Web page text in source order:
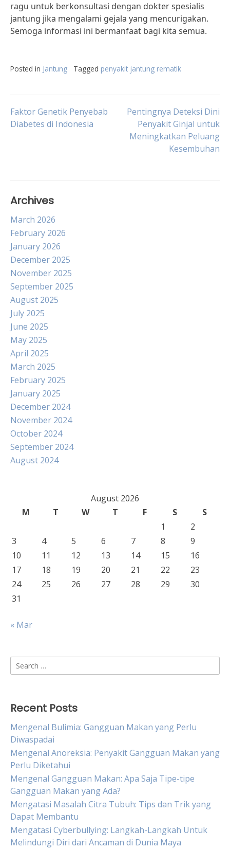
ragu untuk berkonsultasi dengan dokter spesialis
jantung jika mengalami gejala yang mencurigakan.
Semoga informasi ini bermanfaat bagi kita semua.
Posted in Jantung Tagged penyakit jantung rematik
Post
Faktor Genetik Penyebab
Diabetes di Indonesia
Pentingnya Deteksi Dini
Penyakit Ginjal untuk
Meningkatkan Peluang
Kesembuhan
Archives
March 2026
February 2026
January 2026
December 2025
November 2025
September 2025
August 2025
July 2025
June 2025
May 2025
April 2025
March 2025
February 2025
January 2025
December 2024
November 2024
October 2024
September 2024
August 2024
August 2026
M
T W T F S
S
1
2
3
4 5 6 7 8
9
10
11 12 13 14 15
16
17
18 19 20 21 22
23
24
25 26 27 28 29
30
31
« Mar
Search
for:
Recent Posts
Mengenal Bulimia: Gangguan Makan yang Perlu
Diwaspadai
Mengenal Anoreksia: Penyakit Gangguan Makan yang
Perlu Diketahui
Mengenal Gangguan Makan: Apa Saja Tipe-tipe
Gangguan Makan yang Ada?
Mengatasi Masalah Citra Tubuh: Tips dan Trik yang
Dapat Membantu
Mengatasi Cyberbullying: Langkah-Langkah Untuk
Melindungi Diri dari Ancaman di Dunia Maya